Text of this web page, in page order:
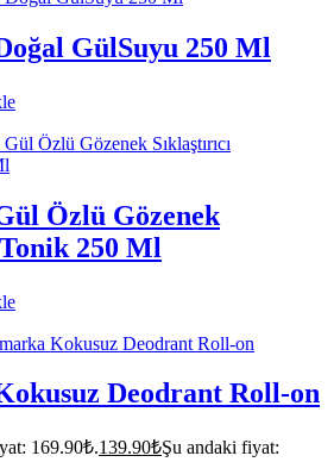
GülSuyu 250 Ml
Özlü Gözenek
Tonik 250 Ml
Deodrant Roll-on
169.90₺.139.90₺Şu andaki fiyat: